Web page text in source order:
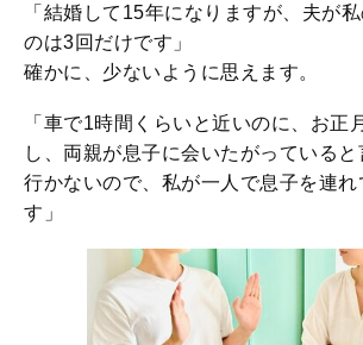
「結婚して15年になりますが、夫が
のは3回だけです」
確かに、少ないように思えます。
「車で1時間くらいと近いのに、お正
し、両親が息子に会いたがっている
行かないので、私が一人で息子を連れ
す」